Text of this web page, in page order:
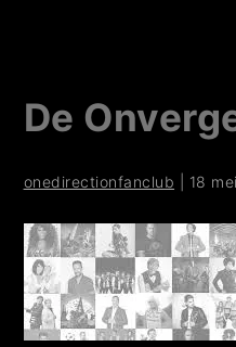
De
onedirectionfanclub 18